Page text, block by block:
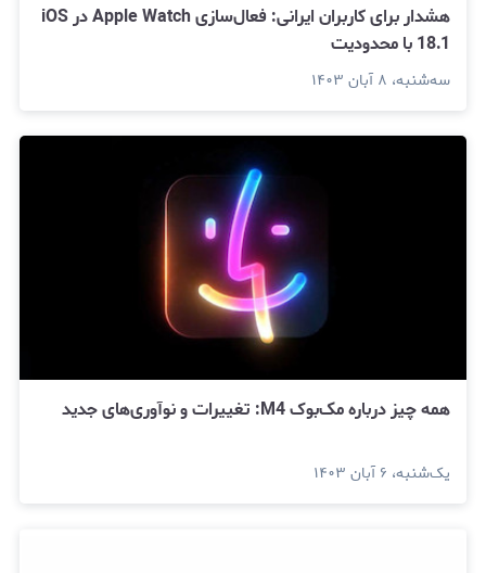
هشدار برای کاربران ایرانی: فعال‌سازی Apple Watch در iOS
18.1 با محدودیت
سه‌شنبه، ۸ آبان ۱۴۰۳
همه چیز درباره مک‌بوک M4: تغییرات و نوآوری‌های جدید
یک‌شنبه، ۶ آبان ۱۴۰۳